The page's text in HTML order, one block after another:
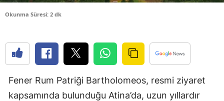
Çanakkale
Çorum
Denizli
Diyarbakır
Okunma Süresi: 2 dk
Fener Rum Patriği Bartholomeos, resmi ziyaret
kapsamında bulunduğu Atina’da, uzun yıllardır